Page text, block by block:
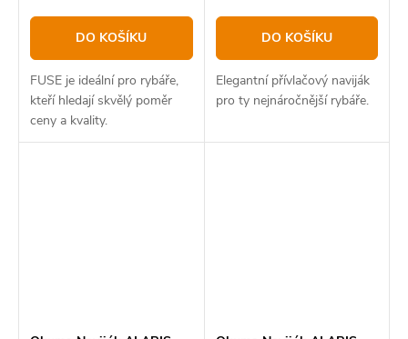
DO KOŠÍKU
FUSE je ideální pro rybáře,
kteří hledají skvělý poměr
ceny a kvality.
DO KOŠÍKU
Elegantní přívlačový naviják
pro ty nejnáročnější rybáře.